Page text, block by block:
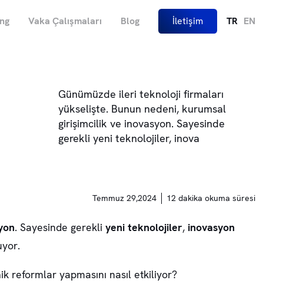
Vaka Çalışmaları Blog İletişim TR EN
Günümüzde ileri teknoloji firmaları
yükselişte. Bunun nedeni, kurumsal
girişimcilik ve inovasyon. Sayesinde
gerekli yeni teknolojiler, inova
Temmuz 29,2024 12 dakika okuma süresi
. Sayesinde gerekli yeni teknolojiler, inovasyon
reformlar yapmasını nasıl etkiliyor?